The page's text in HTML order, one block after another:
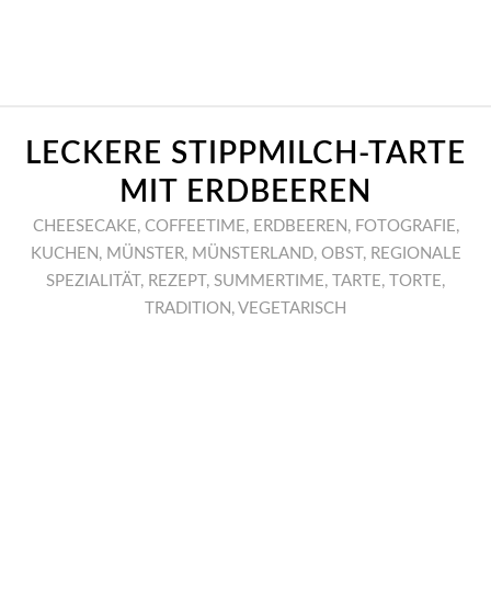
LECKERE STIPPMILCH-TARTE
MIT ERDBEEREN
CHEESECAKE, COFFEETIME, ERDBEEREN , FOTOGRAFIE,
KUCHEN , MÜNSTER, MÜNSTERLAND, OBST , REGIONALE
SPEZIALITÄT , REZEPT , SUMMERTIME, TARTE, TORTE,
TRADITION , VEGETARISCH